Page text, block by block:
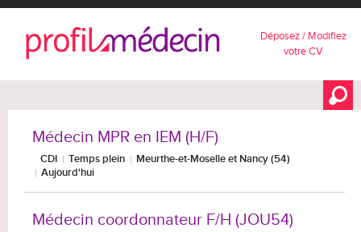
Déposez / Modifiez
votre CV
Médecin MPR en IEM (H/F)
CDI Temps plein
Meurthe-et-Moselle et Nancy (54)
Aujourd'hui
Médecin coordonnateur F/H (JOU54)